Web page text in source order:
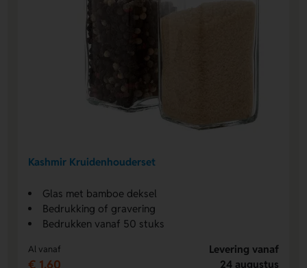
Kashmir Kruidenhouderset
Glas met bamboe deksel
Bedrukking of gravering
Bedrukken vanaf 50 stuks
Al vanaf
€ 1,60
Levering vanaf
24 augustus